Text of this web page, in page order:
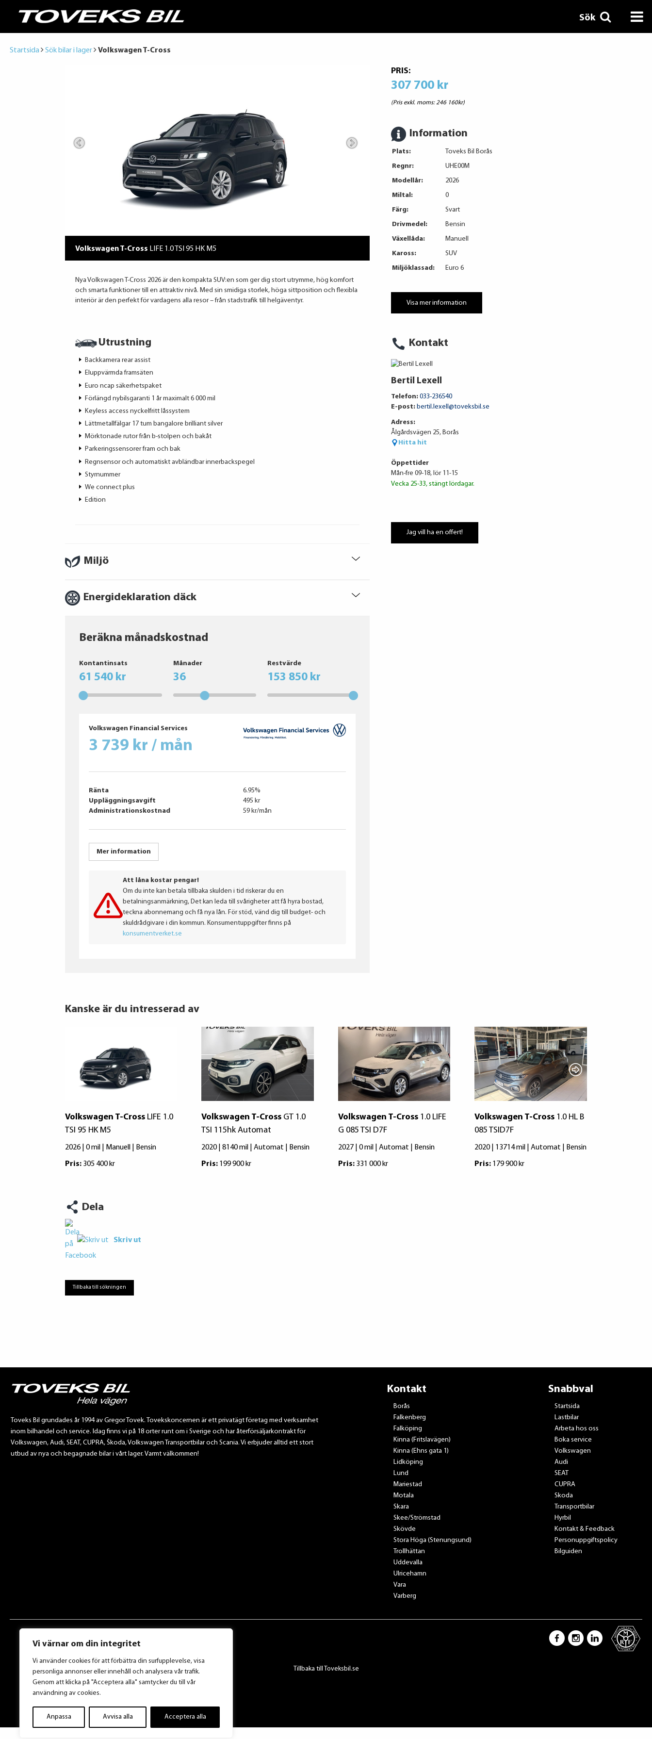
Vi värnar om din integritet
Vi använder cookies för att förbättra din surfupplevelse, visa
personliga annonser eller innehåll och analysera vår trafik.
Genom att klicka på "Acceptera alla" samtycker du till vår
användning av cookies.
Anpassa Avvisa alla Acceptera alla
Sök
Startsida Sök bilar i lager Volkswagen T-Cross
Volkswagen T-Cross LIFE 1.0 TSI 95 HK M5
Nya Volkswagen T-Cross 2026 är den kompakta SUV:en som ger dig stort utrymme, hög komfort
och smarta funktioner till en attraktiv nivå. Med sin smidiga storlek, höga sittposition och flexibla
interiör är den perfekt för vardagens alla resor – från stadstrafik till helgäventyr.
Utrustning
Backkamera rear assist
Eluppvärmda framsäten
Euro ncap säkerhetspaket
Förlängd nybilsgaranti 1 år maximalt 6 000 mil
Keyless access nyckelfritt låssystem
Lättmetallfälgar 17 tum bangalore brilliant silver
Mörktonade rutor från b-stolpen och bakåt
Parkeringssensorer fram och bak
Regnsensor och automatiskt avbländbar innerbackspegel
Styrnummer
We connect plus
Edition
Miljö
Energideklaration däck
Vredestein
Giti
Michelin
Pirelli
Beräkna månadskostnad
Kontantinsats
61 540 kr
Månader
36
Restvärde
153 850 kr
Volkswagen Financial Services
3 739 kr / mån
Ränta
6.95%
Uppläggningsavgift
495 kr
Administrationskostnad
59 kr/mån
Mer information
Att låna kostar pengar!
Om du inte kan betala tillbaka skulden i tid riskerar du en
betalningsanmärkning, Det kan leda till svårigheter att få hyra bostad,
teckna abonnemang och få nya lån. För stöd, vänd dig till budget- och
skuldrådgivare i din kommun. Konsumentuppgifter finns på
konsumentverket.se
PRIS:
307 700 kr
(Pris exkl. moms: 246 160kr)
Information
Plats:
Toveks Bil Borås
Regnr:
UHE00M
Modellår:
2026
Miltal:
0
Färg:
Svart
Drivmedel:
Bensin
Växellåda:
Manuell
Kaross:
SUV
Miljöklassad:
Euro 6
Visa mer information
Kontakt
Bertil Lexell
Telefon: 033-236540
E-post: bertil.lexell@toveksbil.se
Adress:
Ålgårdsvägen 25, Borås
Hitta hit
Öppettider
Mån-fre 09-18, lör 11-15
Vecka 25-33, stängt lördagar.
Jag vill ha en offert!
Kanske är du intresserad av
Volkswagen T-Cross LIFE 1.0
TSI 95 HK M5
2026 | 0 mil | Manuell | Bensin
Pris:305 400 kr
Volkswagen T-Cross GT 1.0
TSI 115hk Automat
2020 | 8140 mil | Automat | Bensin
Pris: 199 900 kr
Volkswagen T-Cross 1.0 LIFE
G 085 TSI D7F
2027 | 0 mil | Automat | Bensin
Pris:331 000 kr
Volkswagen T-Cross 1.0 HL B
085 TSID7F
2020 | 13714 mil | Automat | Bensin
Pris: 179 900 kr
Dela
Skriv ut
Tillbaka till sökningen
Toveks Bil grundades år 1994 av Gregor Tovek. Tovekskoncernen är ett privatägt företag med verksamhet
inom bilhandel och service. Idag finns vi på 18 orter runt om i Sverige och har återförsäljarkontrakt för
Volkswagen, Audi, SEAT, CUPRA, Škoda, Volkswagen Transportbilar och Scania. Vi erbjuder alltid ett stort
utbud av nya och begagnade bilar i vårt lager. Varmt välkommen!
Kontakt
Borås
Falkenberg
Falköping
Kinna (Fritslavägen)
Kinna (Ehns gata 1)
Lidköping
Lund
Mariestad
Motala
Skara
Skee/Strömstad
Skövde
Stora Höga (Stenungsund)
Trollhättan
Uddevalla
Ulricehamn
Vara
Varberg
Snabbval
Startsida
Lastbilar
Arbeta hos oss
Boka service
Volkswagen
Audi
SEAT
CUPRA
Skoda
Transportbilar
Hyrbil
Kontakt & Feedback
Personuppgiftspolicy
Bilguiden
Tillbaka till Toveksbil.se